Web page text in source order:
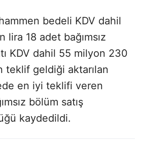
bedeli KDV dahil
lira 18 adet bağımsız
KDV dahil 55 milyon 230
teklif geldiği aktarılan
en iyi teklifi veren
bölüm satış
kaydedildi.